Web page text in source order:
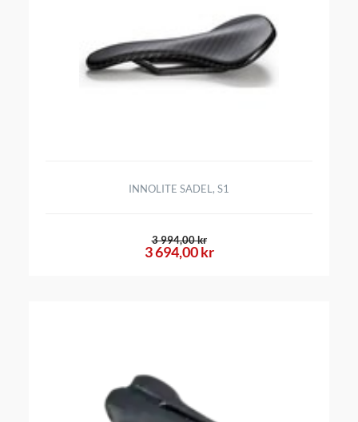
INNOLITE SADEL, S1
3 694,00 kr
3 994,00 kr